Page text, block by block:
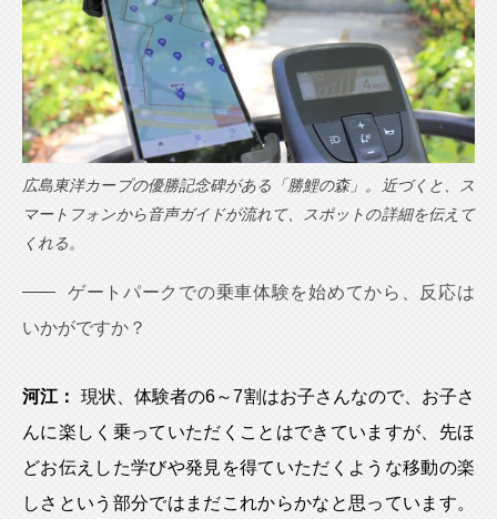
広島東洋カープの優勝記念碑がある「勝鯉の森」。近づくと、ス
マートフォンから音声ガイドが流れて、スポットの詳細を伝えて
くれる。
ゲートパークでの乗車体験を始めてから、反応は
いかがですか？
河江：
現状、体験者の6～7割はお子さんなので、お子さ
んに楽しく乗っていただくことはできていますが、先ほ
どお伝えした学びや発見を得ていただくような移動の楽
しさという部分ではまだこれからかなと思っています。